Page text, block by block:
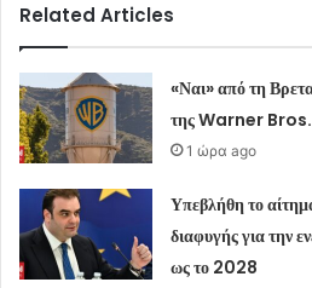
Related Articles
«Ναι» από τη
της Warner
1 ώρα ago
Υπεβλήθη το
διαφυγής για την
ως το 2028